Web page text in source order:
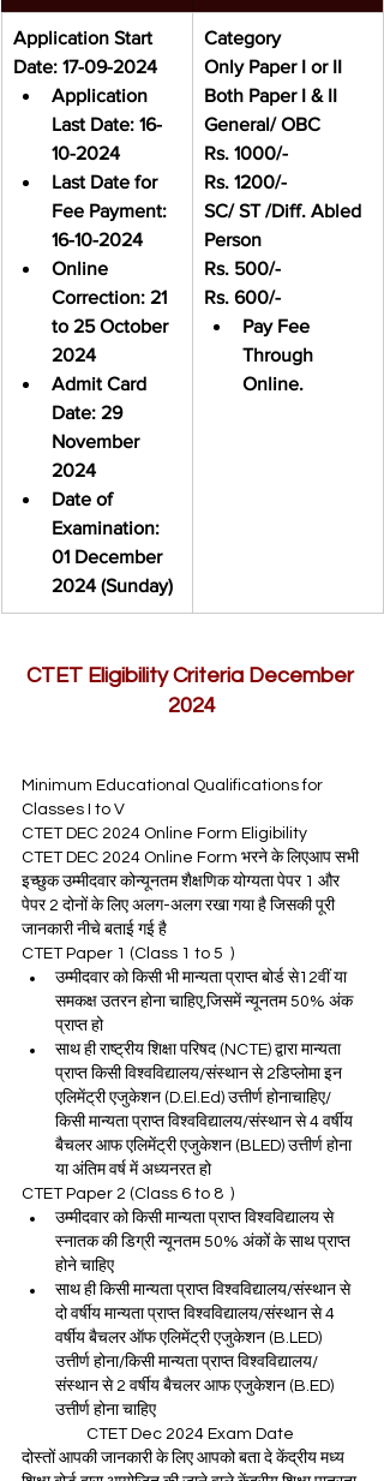
Application Start
Date: 17-09-2024
Application
Last Date: 16-
10-2024
Last Date for
Fee Payment:
16-10-2024
Online
Correction: 21
to 25 October
2024
Admit Card
Date: 29
November
2024
Date of
Examination:
01 December
2024 (Sunday)
Category
Only Paper I or II
Both Paper I & II
General/ OBC
Rs. 1000/-
Rs. 1200/-
SC/ ST /Diff. Abled
Person
Rs. 500/-
Rs. 600/-
Pay Fee
Through
Online.
CTET Eligibility Criteria December
2024
Minimum Educational Qualifications for
Classes I to V
CTET DEC 2024 Online Form Eligibility
CTET DEC 2024 Online Form भरने के लिएआप सभी
इच्छुक उम्मीदवार कोन्यूनतम शैक्षणिक योग्यता पेपर 1 और
पेपर 2 दोनों के लिए अलग-अलग रखा गया है जिसकी पूरी
जानकारी नीचे बताई गई है
CTET Paper 1 (Class 1 to 5  )
उम्मीदवार को किसी भी मान्यता प्राप्त बोर्ड से12वीं या
समकक्ष उतरन होना चाहिए,जिसमें न्यूनतम 50% अंक
प्राप्त हो
साथ ही राष्ट्रीय शिक्षा परिषद (NCTE) द्वारा मान्यता
प्राप्त किसी विश्वविद्यालय/संस्थान से 2डिप्लोमा इन
एलिमेंट्री एजुकेशन (D.El.Ed) उत्तीर्ण होनाचाहिए/
किसी मान्यता प्राप्त विश्वविद्यालय/संस्थान से 4 वर्षीय
बैचलर आफ एलिमेंट्री एजुकेशन (BLED) उत्तीर्ण होना
या अंतिम वर्ष में अध्यनरत हो
CTET Paper 2 (Class 6 to 8  )
उम्मीदवार को किसी मान्यता प्राप्त विश्वविद्यालय से
स्नातक की डिग्री न्यूनतम 50% अंकों के साथ प्राप्त
होने चाहिए
साथ ही किसी मान्यता प्राप्त विश्वविद्यालय/संस्थान से
दो वर्षीय मान्यता प्राप्त विश्वविद्यालय/संस्थान से 4
वर्षीय बैचलर ऑफ एलिमेंट्री एजुकेशन (B.LED)
उत्तीर्ण होना/किसी मान्यता प्राप्त विश्वविद्यालय/
संस्थान से 2 वर्षीय बैचलर आफ एजुकेशन (B.ED)
उत्तीर्ण होना चाहिए
CTET Dec 2024 Exam Date
दोस्तों आपकी जानकारी के लिए आपको बता दे केंद्रीय मध्य